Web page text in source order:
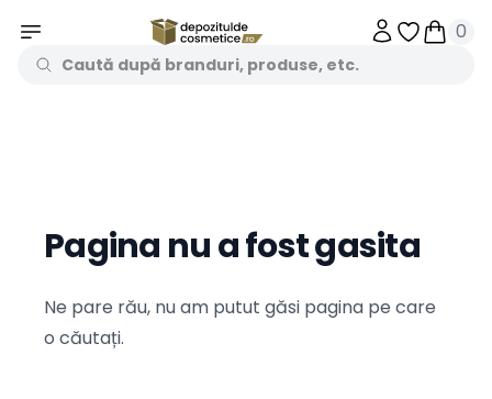
Obiecte
0
Pagina nu a fost gasita
Ne pare rău, nu am putut găsi pagina pe care
o căutați.